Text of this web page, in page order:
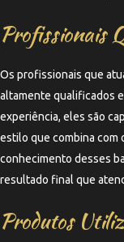
Profissionais
Os profissionais que
altamente qualificados
experiência, eles são
estilo que combina com
conhecimento desses
resultado final que
Produtos